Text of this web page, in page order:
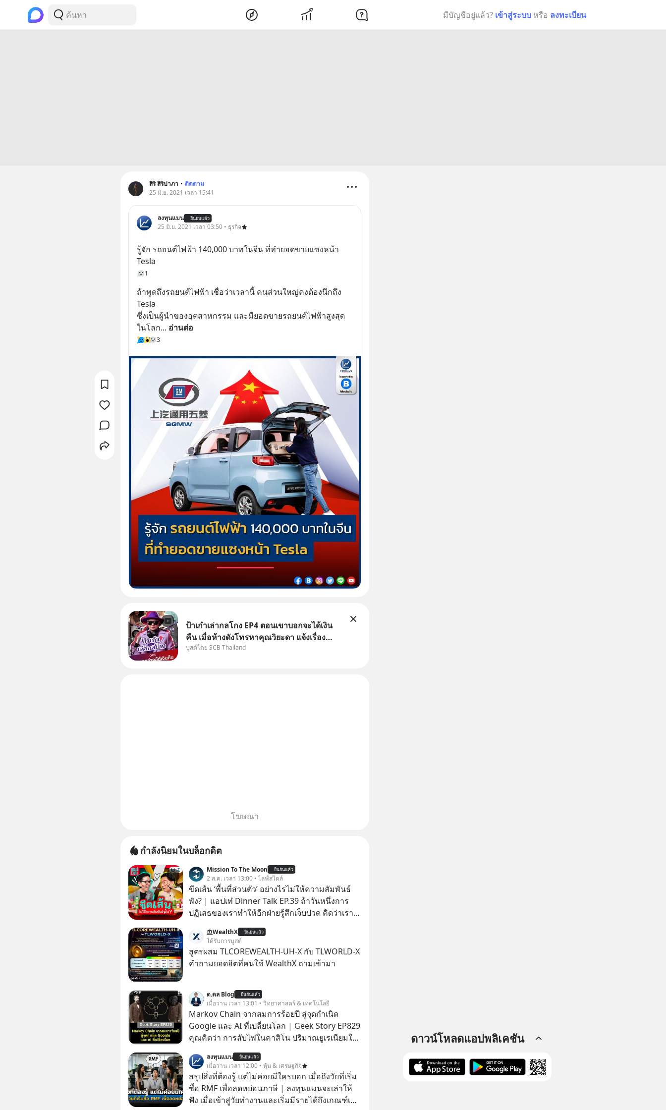
มีบัญชีอยู่แล้ว? เข้าสู่ระบบ หรือ ลงทะเบียน
สิริ สิริปาภา • ติดตาม
25 มิ.ย. 2021 เวลา 15:41
ลงทุนแมน ยืนยันแล้ว
25 มิ.ย. 2021 เวลา 03:50 • ธุรกิจ
รู้จัก รถยนต์ไฟฟ้า 140,000 บาทในจีน ที่ทำยอดขายแซงหน้า
Tesla
1
ถ้าพูดถึงรถยนต์ไฟฟ้า เชื่อว่าเวลานี้ คนส่วนใหญ่คงต้องนึกถึง
Tesla
ซึ่งเป็นผู้นำของอุตสาหกรรม และมียอดขายรถยนต์ไฟฟ้าสูงสุด
ในโลก... อ่านต่อ
3
ป้าเก๋าเล่ากลโกง EP4 ตอนเขาบอกจะได้เงิน
คืน เมื่อห้างดังโทรหาคุณวิยะดา แจ้งเรื่อง
เคลมสินค้าแล้วบอกว่าจะคืนเงิน คุณวิยะดาจะ
บูสต์โดย SCB Thailand
โฆษณา
กำลังนิยมในบล็อกดิต
Mission To The Moon ยืนยันแล้ว
2 ส.ค. เวลา 13:00 • ไลฟ์สไตล์
ขีดเส้น ‘พื้นที่ส่วนตัว’ อย่างไรไม่ให้ความสัมพันธ์
พัง? | แอปเท๋ Dinner Talk EP.39 ถ้าวันหนึ่งการ
ปฏิเสธของเราทำให้อีกฝ่ายรู้สึกเจ็บปวด คิดว่าเรา
ไม่เคยปฏิเสธใครอย่างนี้มาก่อน แต่พอตั้งใจจะ
‘สร้างขอบเขต’ เพื่อตัวเองดูสักครั้ง กลับทำให้เกิด
รอยร้าวในความสัมพันธ์เสียอย่างนั้น โดยรายการ
สวัสดิ์ จะพาทุกคนไปสำรวจวิธีสร้างขอบเขตเพื่อ
รักษาใจของตัวเองและรักษาความสัมพันธ์ของคน
รอบข้างไปพร้อมกัน #boundary
#selfdevelopment #แอปเท๋dinnertalk
#missiontothemoonpodcast
WealthX ยืนยันแล้ว
ได้รับการบูสต์
สูตรผสม TLCOREWEALTH-UH-X กับ TLWORLD-X
คำถามยอดฮิตที่คนใช้ WealthX ถามเข้ามา
ด.ดล Blog ยืนยันแล้ว
เมื่อวาน เวลา 13:01 • วิทยาศาสตร์ & เทคโนโลยี
Markov Chain จากสมการร้อยปี สู่จุดกำเนิด
Google และ AI ที่เปลี่ยนโลก | Geek Story EP829
คุณคิดว่า การสับไพ่ในคาสิโน ปริมาณยูเรเนียมใน
ล้มแชมป์เก่าอย่าง Yahoo และความฉลาดของ AI
ในปัจจุบัน มีอะไรที่เหมือนกัน? เชื่อหรือไม่ว่า สิ่ง
เปลี่ยนโลกทั้งหมดนี้ ล้วนมีจุดเริ่มต้นมาจาก “การ
ทะเลาะกัน” ของนักคณิตศาสตร์ชาวรัสเซียสองคน
ลงทุนแมน ยืนยันแล้ว
เมื่อวาน เวลา 12:00 • หุ้น & เศรษฐกิจ
สรุปสิ่งที่ต้องรู้ แต่ไม่ค่อยมีใครบอก เมื่อถึงวัยที่เริ่ม
ซื้อ RMF เพื่อลดหย่อนภาษี | ลงทุนแมนจะเล่าให้
ฟัง เมื่อเข้าสู่วัยทำงานและเริ่มมีรายได้ถึงเกณฑ์เสีย
ดาวน์โหลดแอปพลิเคชัน